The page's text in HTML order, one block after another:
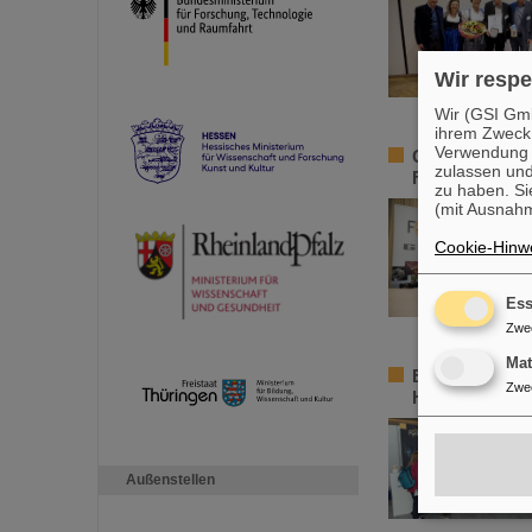
Außenstellen
GSI/FAIR
Element
Hessischen
Wir
Wir (GSI
ihrem
zulassen
zu haben.
(mit
Cookie-